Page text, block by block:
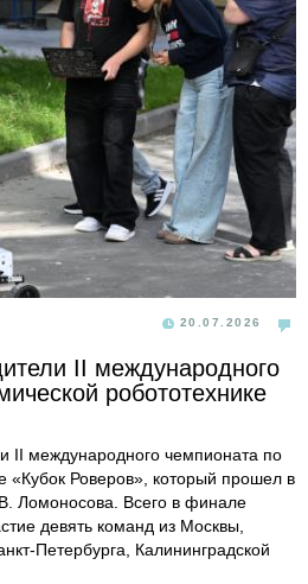
20.07.2026
II международного
робототехнике
II международного чемпионата по
«Кубок Роверов», который прошел в
Ломоносова. Всего в финале
девять команд из Москвы,
Петербурга, Калининградской